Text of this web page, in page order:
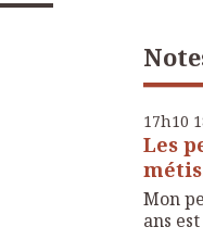
17h10
Les
Mon
ans